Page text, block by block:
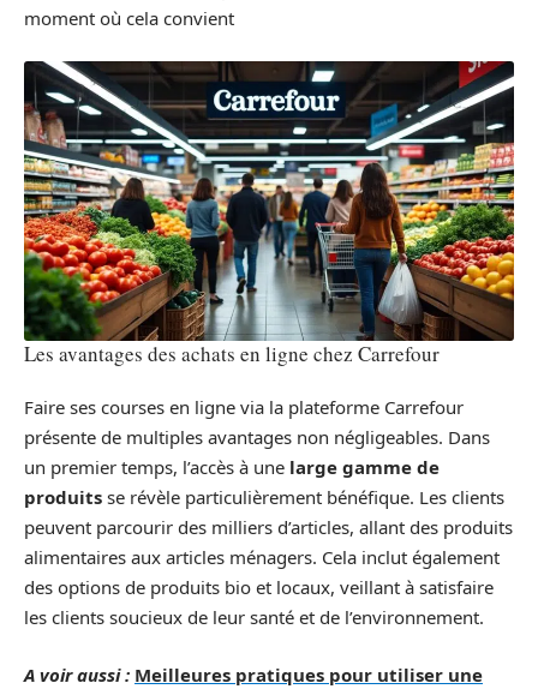
moment où cela convient
Les avantages des achats en ligne chez Carrefour
Faire ses courses en ligne via la plateforme Carrefour
présente de multiples avantages non négligeables. Dans
un premier temps, l’accès à une large gamme de
produits se révèle particulièrement bénéfique. Les clients
peuvent parcourir des milliers d’articles, allant des produits
alimentaires aux articles ménagers. Cela inclut également
des options de produits bio et locaux, veillant à satisfaire
les clients soucieux de leur santé et de l’environnement.
A voir aussi : Meilleures pratiques pour utiliser une